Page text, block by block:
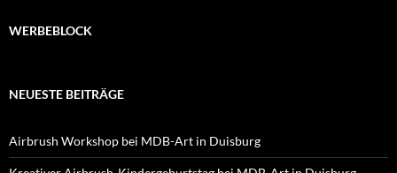
WERBEBLOCK
NEUESTE BEITRÄGE
Airbrush Workshop bei MDB-Art in Duisburg